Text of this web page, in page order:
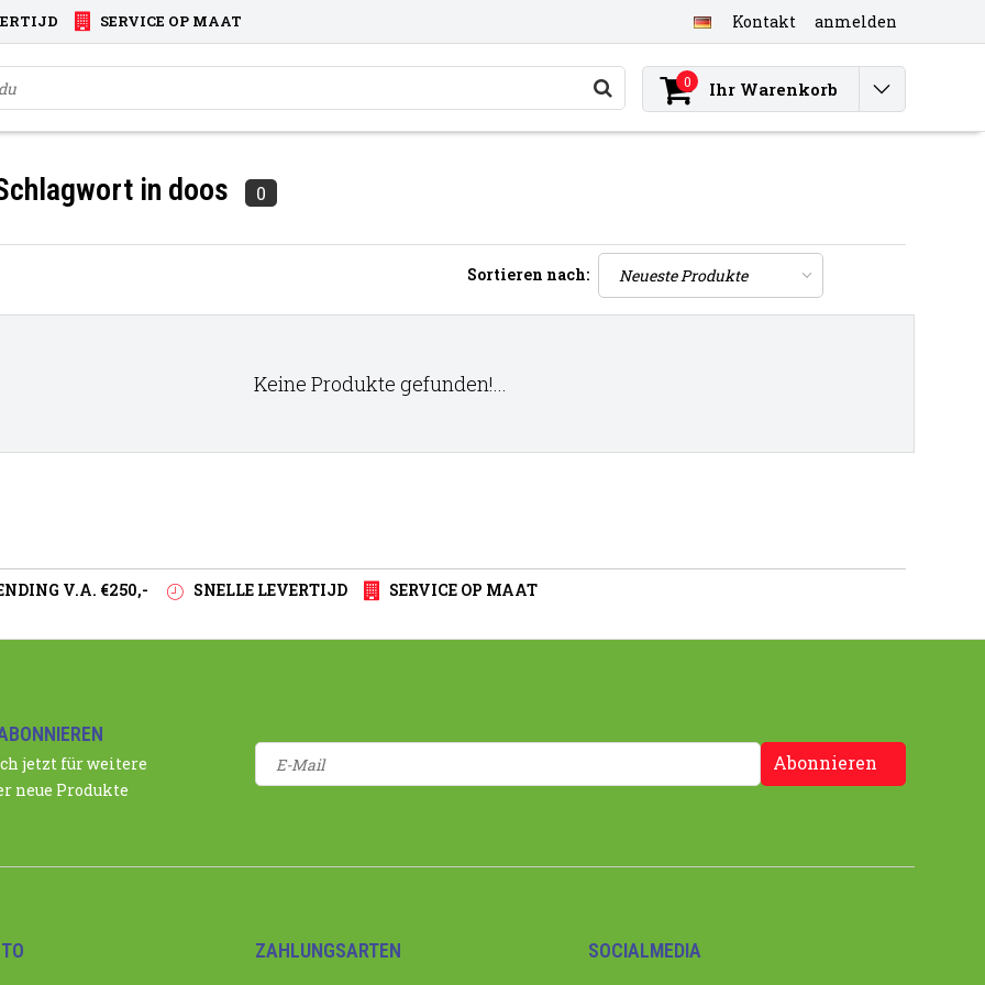
SERVICE OP MAAT Kontakt anmelden
0 Ihr Warenkorb
in doos 0
Sortieren nach:
Keine Produkte gefunden!...
V.A. €250,- SNELLE LEVERTIJD SERVICE OP MAAT
jetzt für weitere
neue Produkte
Abonnieren
ZAHLUNGSARTEN SOCIALMEDIA